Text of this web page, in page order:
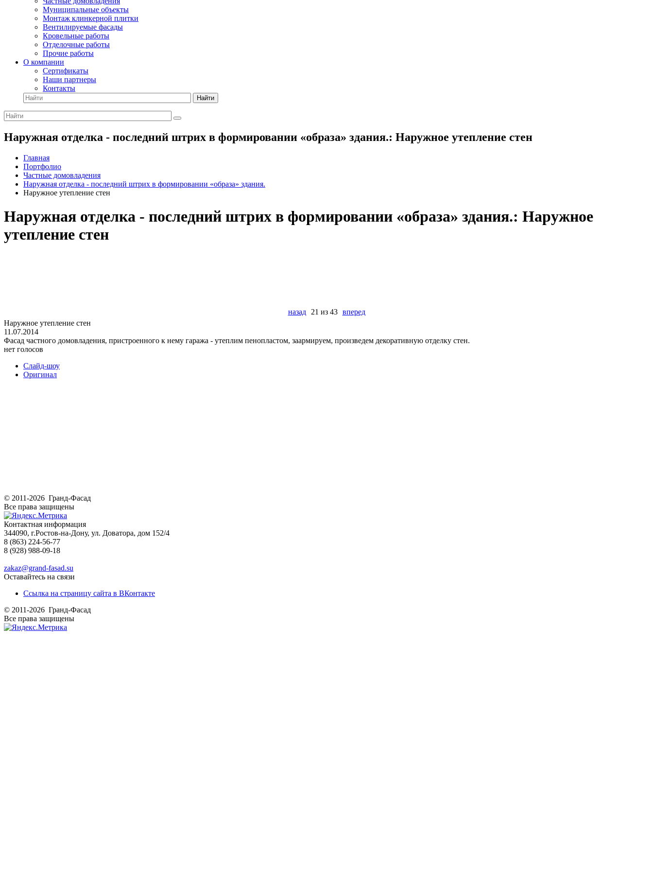
Муниципальные объекты
Монтаж клинкерной плитки
Вентилируемые фасады
Кровельные работы
Отделочные работы
Прочие работы
О компании
Сертификаты
Наши партнеры
Контакты
Найти
Наружная отделка - последний штрих в формировании «образа» здания.: Наружное утепление стен
Главная
Портфолио
Частные домовладения
Наружная отделка - последний штрих в формировании «образа» здания.
Наружное утепление стен
Наружная отделка - последний штрих в формировании «образа» здания.: Наружное
утепление стен
назад 21 из 43
вперед
Наружное утепление стен
11.07.2014
Фасад частного домовладения, пристроенного к нему гаража - утеплим пенопластом, заармируем, произведем декоративную отделку стен.
нет голосов
Слайд-шоу
Оригинал
© 2011-2026 Гранд-Фасад
Все права защищены
Контактная информация
344090, г.Ростов-на-Дону, ул. Доватора, дом 152/4
8 (863) 224-56-77
8 (928) 988-09-18
zakaz@grand-fasad.su
Оставайтесь на связи
Ссылка на страницу сайта в ВКонтакте
© 2011-2026 Гранд-Фасад
Все права защищены